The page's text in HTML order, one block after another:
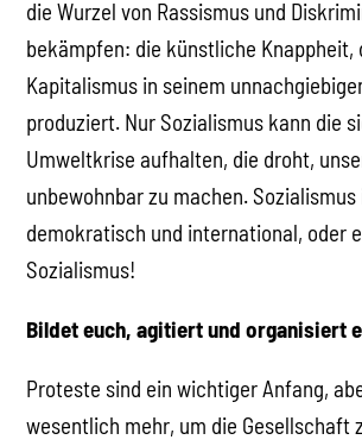
die Wurzel von Rassismus und
bekämpfen: die künstliche Knappheit,
Kapitalismus in seinem
produziert. Nur Sozialismus kann die
Umweltkrise aufhalten, die droht,
unbewohnbar zu machen.
demokratisch und international, oder
Sozialismus!
Bildet euch, agitiert und organisiert
Proteste sind ein wichtiger Anfang,
wesentlich mehr, um die Gesellschaft